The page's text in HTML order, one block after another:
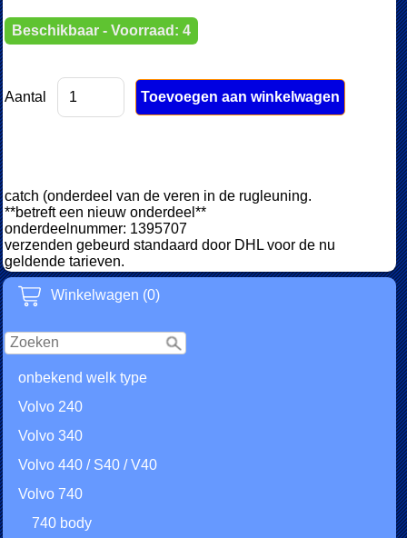
Winkelwagen (0)
onbekend welk type
Volvo 240
Volvo 340
Volvo 440 / S40 / V40
Volvo 740
740 body
Beschikbaar - Voorraad: 4
Aantal
catch (onderdeel van de veren in de rugleuning.
**betreft een nieuw onderdeel**
onderdeelnummer: 1395707
verzenden gebeurd standaard door DHL voor de nu
geldende tarieven.